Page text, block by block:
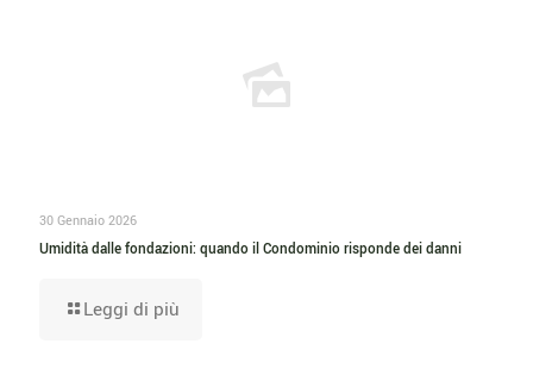
30 Gennaio 2026
Umidità dalle fondazioni: quando il Condominio risponde dei danni
Leggi di più